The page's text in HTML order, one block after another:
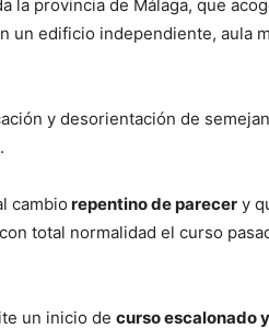
provincia de Málaga, que
edificio independiente, aula
y desorientación de
cambio repentino de parecer y
total normalidad el curso
un inicio de curso escalonado